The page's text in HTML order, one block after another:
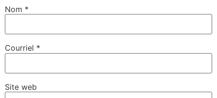
Nom *
Courriel *
Site web